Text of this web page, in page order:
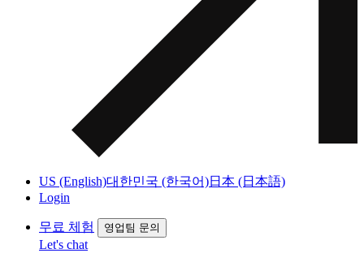
US (English)대한민국 (한국어)日本 (日本語)
Login
무료 체험 영업팀 문의
Let's chat